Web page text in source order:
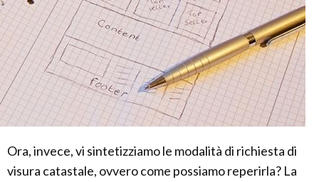
Ora, invece, vi sintetizziamo le modalità di richiesta di
visura catastale, ovvero come possiamo reperirla? La